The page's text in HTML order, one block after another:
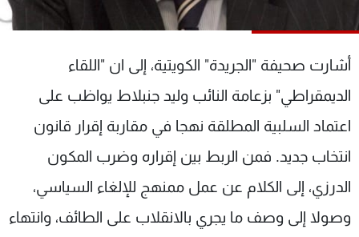
أشارت صحيفة "الجريدة" الكويتية، إلى ان "اللقاء
الديمقراطي" بزعامة النائب وليد جنبلاط يواظب على
اعتماد السلبية المطلقة نهجا في مقاربة إقرار قانون
انتخاب جديد. فمن الربط بين إقراره وضرب المكون
الدرزي، إلى الكلام عن عمل ممنهج للإلغاء السياسي،
وصولا إلى وصف ما يجري بالانقلاب على الطائف، وانتهاء
عن MTV
الإنـتـاج
لاعلاناتكم
وظائف
تواصل معنا
شروط الإسـتخدام
سياسة الخصوصية